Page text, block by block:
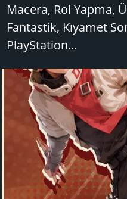
Macera, Rol Yapma,
Fantastik, Kıyamet
PlayStation...